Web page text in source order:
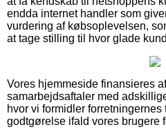
endda internet handler som
vurdering af købsoplevelsen,
at tage stilling til hvor glade
Vores hjemmeside finansieres
samarbejdsaftaler med
hvor vi formidler forretningernes
godtgørelse ifald vores brugere